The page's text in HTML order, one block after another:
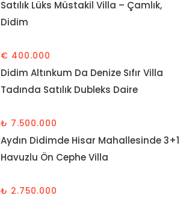
Satılık Lüks Müstakil Villa – Çamlık,
Didim
€ 400.000
Didim Altınkum Da Denize Sıfır Villa
Tadında Satılık Dubleks Daire
₺ 7.500.000
Aydın Didimde Hisar Mahallesinde 3+1
Havuzlu Ön Cephe Villa
₺ 2.750.000